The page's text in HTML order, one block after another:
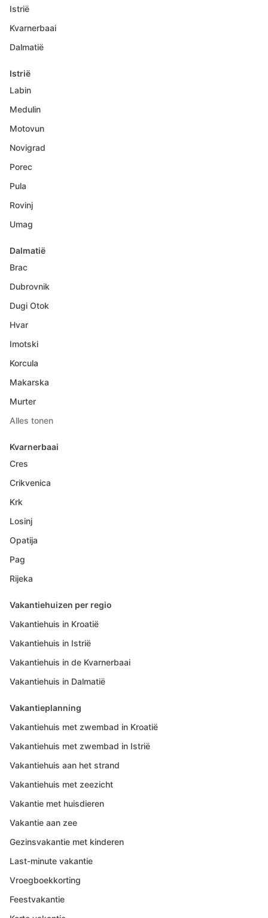
Istrië
Kvarnerbaai
Dalmatië
Istrië
Labin
Medulin
Motovun
Novigrad
Porec
Pula
Rovinj
Umag
Dalmatië
Brac
Dubrovnik
Dugi Otok
Hvar
Imotski
Korcula
Makarska
Murter
Alles tonen
Kvarnerbaai
Cres
Crikvenica
Krk
Losinj
Opatija
Pag
Rijeka
Vakantiehuizen per regio
Vakantiehuis in Kroatië
Vakantiehuis in Istrië
Vakantiehuis in de Kvarnerbaai
Vakantiehuis in Dalmatië
Vakantieplanning
Vakantiehuis met zwembad in Kroatië
Vakantiehuis met zwembad in Istrië
Vakantiehuis aan het strand
Vakantiehuis met zeezicht
Vakantie met huisdieren
Vakantie aan zee
Gezinsvakantie met kinderen
Last-minute vakantie
Vroegboekkorting
Feestvakantie